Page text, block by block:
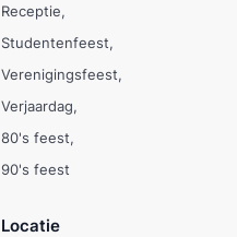
Receptie
Studentenfeest
Verenigingsfeest
Verjaardag
80's feest
90's feest
Locatie